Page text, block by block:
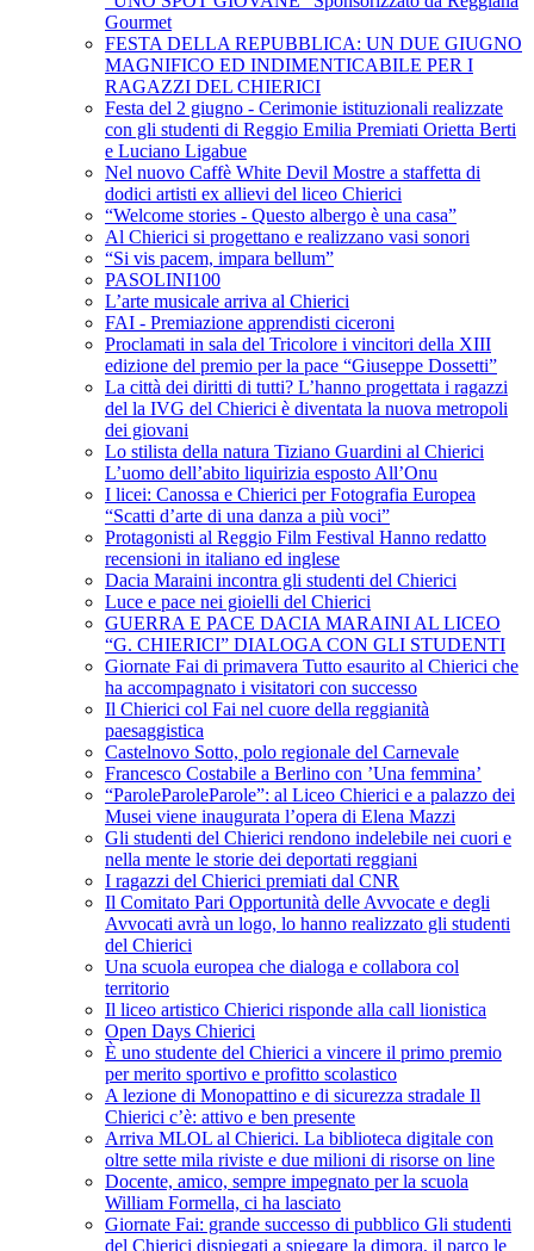
Gourmet
FESTA DELLA REPUBBLICA: UN DUE GIUGNO
MAGNIFICO ED INDIMENTICABILE PER I
RAGAZZI DEL CHIERICI
Festa del 2 giugno - Cerimonie istituzionali realizzate
con gli studenti di Reggio Emilia Premiati Orietta Berti
e Luciano Ligabue
Nel nuovo Caffè White Devil Mostre a staffetta di
dodici artisti ex allievi del liceo Chierici
“Welcome stories - Questo albergo è una casa”
Al Chierici si progettano e realizzano vasi sonori
“Si vis pacem, impara bellum”
PASOLINI100
L’arte musicale arriva al Chierici
FAI - Premiazione apprendisti ciceroni
Proclamati in sala del Tricolore i vincitori della XIII
edizione del premio per la pace “Giuseppe Dossetti”
La città dei diritti di tutti? L’hanno progettata i ragazzi
del la IVG del Chierici è diventata la nuova metropoli
dei giovani
Lo stilista della natura Tiziano Guardini al Chierici
L’uomo dell’abito liquirizia esposto All’Onu
I licei: Canossa e Chierici per Fotografia Europea
“Scatti d’arte di una danza a più voci”
Protagonisti al Reggio Film Festival Hanno redatto
recensioni in italiano ed inglese
Dacia Maraini incontra gli studenti del Chierici
Luce e pace nei gioielli del Chierici
GUERRA E PACE DACIA MARAINI AL LICEO
“G. CHIERICI” DIALOGA CON GLI STUDENTI
Giornate Fai di primavera Tutto esaurito al Chierici che
ha accompagnato i visitatori con successo
Il Chierici col Fai nel cuore della reggianità
paesaggistica
Castelnovo Sotto, polo regionale del Carnevale
Francesco Costabile a Berlino con ’Una femmina’
“ParoleParoleParole”: al Liceo Chierici e a palazzo dei
Musei viene inaugurata l’opera di Elena Mazzi
Gli studenti del Chierici rendono indelebile nei cuori e
nella mente le storie dei deportati reggiani
I ragazzi del Chierici premiati dal CNR
Il Comitato Pari Opportunità delle Avvocate e degli
Avvocati avrà un logo, lo hanno realizzato gli studenti
del Chierici
Una scuola europea che dialoga e collabora col
territorio
Il liceo artistico Chierici risponde alla call lionistica
Open Days Chierici
È uno studente del Chierici a vincere il primo premio
per merito sportivo e profitto scolastico
A lezione di Monopattino e di sicurezza stradale Il
Chierici c’è: attivo e ben presente
Arriva MLOL al Chierici. La biblioteca digitale con
oltre sette mila riviste e due milioni di risorse on line
Docente, amico, sempre impegnato per la scuola
William Formella, ci ha lasciato
Giornate Fai: grande successo di pubblico Gli studenti
del Chierici dispiegati a spiegare la dimora, il parco le